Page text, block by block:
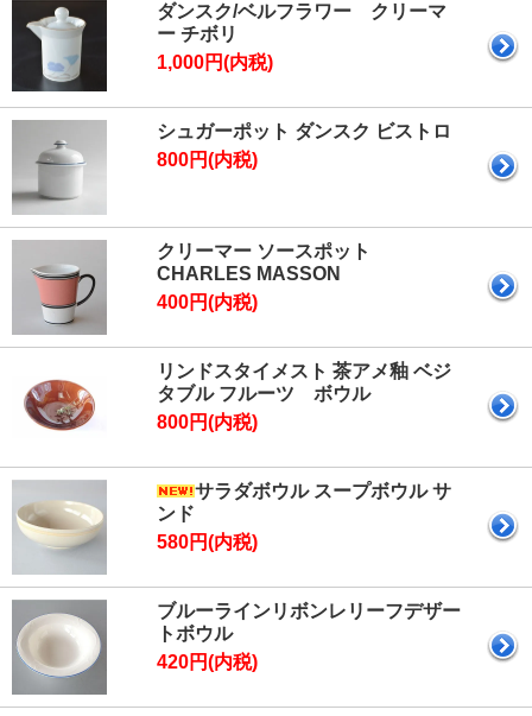
ダンスク/ベルフラワー クリーマ
ー チボリ
1,000円(内税)
シュガーポット ダンスク ビストロ
800円(内税)
クリーマー ソースポット
CHARLES MASSON
400円(内税)
リンドスタイメスト 茶アメ釉 ベジ
タブル フルーツ ボウル
800円(内税)
サラダボウル スープボウル サ
ンド
580円(内税)
ブルーラインリボンレリーフデザー
トボウル
420円(内税)